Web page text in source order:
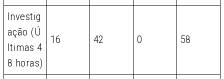
Investig
ação (Ú
ltimas 4
8 horas)
16 42 0 58